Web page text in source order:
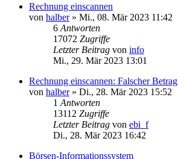
Rechnung einscannen
von halber» Mi., 08. Mär 2023 11:42
6 Antworten
17072 Zugriffe
Letzter Beitrag von info
Mi., 29. Mär 2023 13:01
Rechnung einscannen: Falscher Betrag
von halber» Di., 28. Mär 2023 15:52
1 Antworten
13112 Zugriffe
Letzter Beitrag von ebi_f
Di., 28. Mär 2023 16:42
Börsen-Informationssystem